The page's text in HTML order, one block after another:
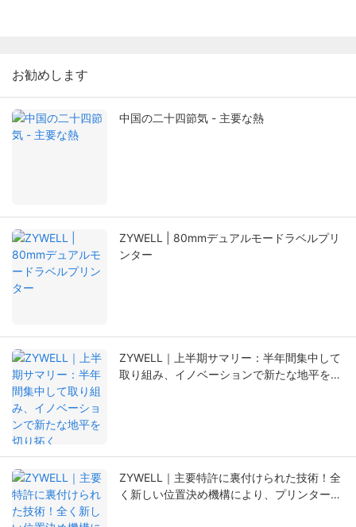
お勧めします
中国の二十四節気 - 主要な熱
ZYWELL | 80mmデュアルモードラベルプリ
ンター
ZYWELL｜上半期サマリー：半年間集中して
取り組み、イノベーションで新たな地平を切
ZYWELL｜主要特許に裏付けられた技術！全
く新しい位置決め機構により、プリンターの